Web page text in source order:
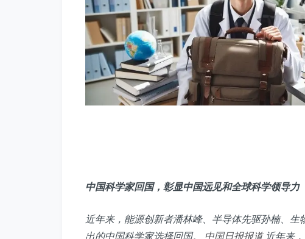
中国科学家回国，彰显中国远见和全球科学领导力
近年来，能源创新者潘林峰、半导体先驱孙楠、
出的中国科学家选择回国。 中国日报报道近年来